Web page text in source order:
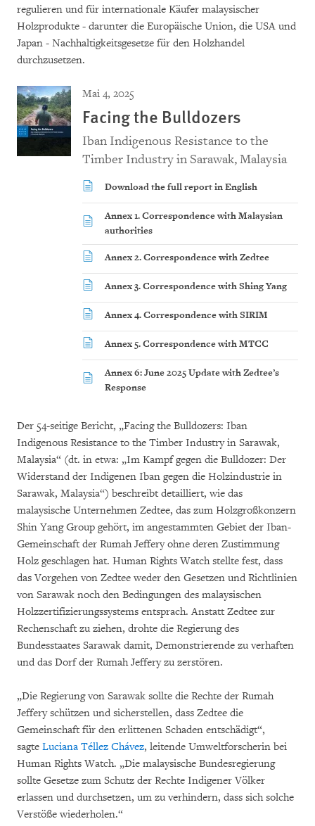
regulieren und für internationale Käufer malaysischer
Holzprodukte - darunter die Europäische Union, die USA und
Japan - Nachhaltigkeitsgesetze für den Holzhandel
durchzusetzen.
Mai 4, 2025
Facing the Bulldozers
Iban Indigenous Resistance to the
Timber Industry in Sarawak, Malaysia
Download the full report in English
Annex 1. Correspondence with Malaysian
authorities
Annex 2. Correspondence with Zedtee
Annex 3. Correspondence with Shing Yang
Annex 4. Correspondence with SIRIM
Annex 5. Correspondence with MTCC
Annex 6: June 2025 Update with Zedtee’s
Response
Der 54-seitige Bericht, „Facing the Bulldozers: Iban
Indigenous Resistance to the Timber Industry in Sarawak,
Malaysia“ (dt. in etwa: „Im Kampf gegen die Bulldozer: Der
Widerstand der Indigenen Iban gegen die Holzindustrie in
Sarawak, Malaysia“) beschreibt detailliert, wie das
malaysische Unternehmen Zedtee, das zum Holzgroßkonzern
Shin Yang Group gehört, im angestammten Gebiet der Iban-
Gemeinschaft der Rumah Jeffery ohne deren Zustimmung
Holz geschlagen hat. Human Rights Watch stellte fest, dass
das Vorgehen von Zedtee weder den Gesetzen und Richtlinien
von Sarawak noch den Bedingungen des malaysischen
Holzzertifizierungssystems entsprach. Anstatt Zedtee zur
Rechenschaft zu ziehen, drohte die Regierung des
Bundesstaates Sarawak damit, Demonstrierende zu verhaften
und das Dorf der Rumah Jeffery zu zerstören.
„Die Regierung von Sarawak sollte die Rechte der Rumah
Jeffery schützen und sicherstellen, dass Zedtee die
Gemeinschaft für den erlittenen Schaden entschädigt“,
sagte Luciana Téllez Chávez, leitende Umweltforscherin bei
Human Rights Watch. „Die malaysische Bundesregierung
sollte Gesetze zum Schutz der Rechte Indigener Völker
erlassen und durchsetzen, um zu verhindern, dass sich solche
Verstöße wiederholen.“